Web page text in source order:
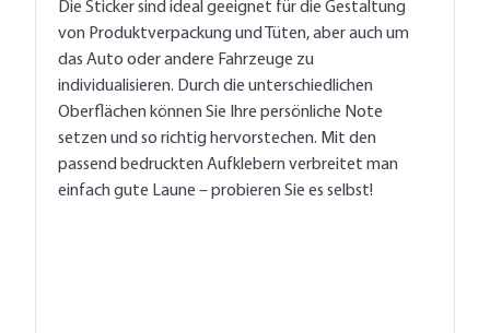
Die Sticker sind ideal geeignet für die Gestaltung
von Produktverpackung und Tüten, aber auch um
das Auto oder andere Fahrzeuge zu
individualisieren. Durch die unterschiedlichen
Oberflächen können Sie Ihre persönliche Note
setzen und so richtig hervorstechen. Mit den
passend bedruckten Aufklebern verbreitet man
einfach gute Laune – probieren Sie es selbst!